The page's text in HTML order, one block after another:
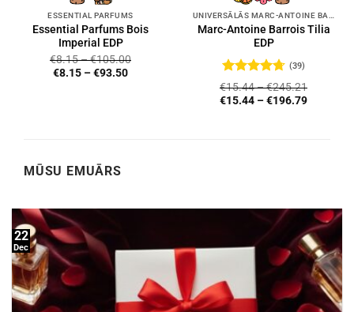
ESSENTIAL PARFUMS
Essential Parfums Bois
Imperial EDP
€8.15–€105.00
€8.15 –€93.50
UNIVERSĀLĀS MARC-ANTOINE BARROIS SMARŽAS
Marc-Antoine Barrois Tilia
EDP
Novērtēts
ar4.72
no
(39)
€15.44–€245.21
€15.44 –€196.79
MŪSU EMUĀRS
22
Dec